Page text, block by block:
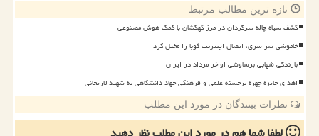
تازه ترین مطالب مرتبط
کشف سیاه چاله سرگردان در مرز کهکشان با کمک هوش مصنوعی
خاموشی سراسری، اتصال اینترنت کوبا را مختل کرد
بارندگی شهابی برساوشی اواخر مرداد در ایران
اهدای جایزه چهره برجسته علمی و فرهنگی جهاد دانشگاهی به شهید لاریجانی
نظرات بینندگان در مورد این مطلب